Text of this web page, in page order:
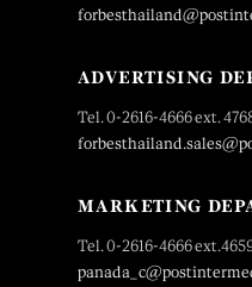
ADVERTISING
Tel. 0-2616-4666 ext.
MARKETING
Tel. 0-2616-4666